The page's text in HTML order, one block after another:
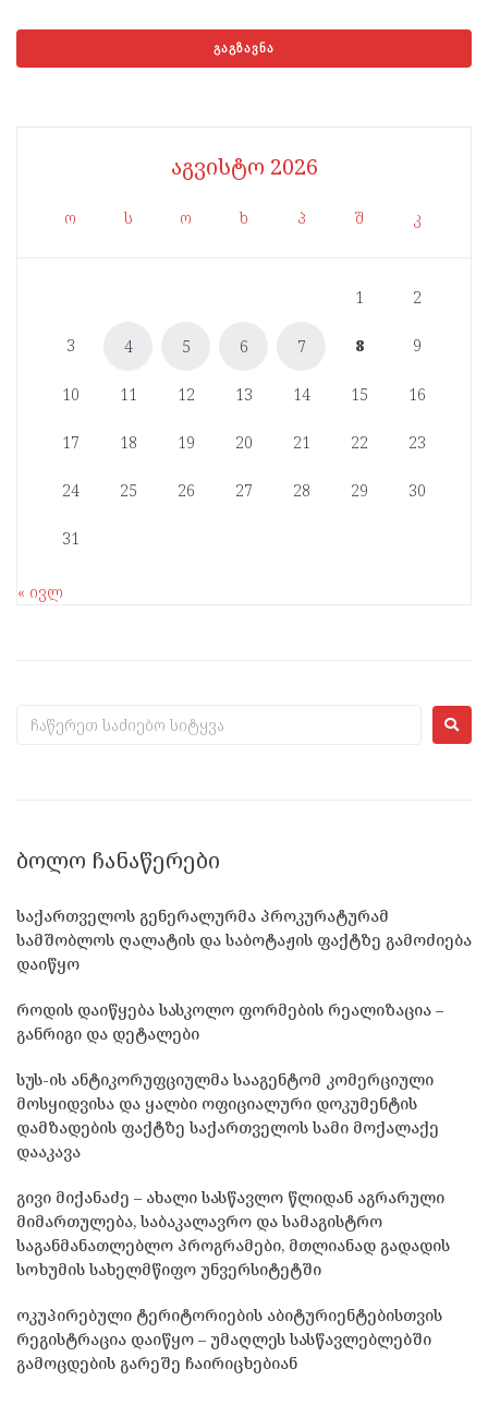
აგვისტო 2026
ო ს ო ხ პ შ კ
1 2
3 4 5 6 7 8 9
10 11 12 13 14 15 16
17 18 19 20 21 22 23
24 25 26 27 28 29 30
31
« ივლ
ᲑᲝᲚᲝ ᲩᲐᲜᲐᲬᲔᲠᲔᲑᲘ
საქართველოს გენერალურმა პროკურატურამ
სამშობლოს ღალატის და საბოტაჟის ფაქტზე გამოძიება
დაიწყო
როდის დაიწყება სასკოლო ფორმების რეალიზაცია –
განრიგი და დეტალები
სუს-ის ანტიკორუფციულმა სააგენტომ კომერციული
მოსყიდვისა და ყალბი ოფიციალური დოკუმენტის
დამზადების ფაქტზე საქართველოს სამი მოქალაქე
დააკავა
გივი მიქანაძე – ახალი სასწავლო წლიდან აგრარული
მიმართულება, საბაკალავრო და სამაგისტრო
საგანმანათლებლო პროგრამები, მთლიანად გადადის
სოხუმის სახელმწიფო უნვერსიტეტში
ოკუპირებული ტერიტორიების აბიტურიენტებისთვის
რეგისტრაცია დაიწყო – უმაღლეს სასწავლებლებში
გამოცდების გარეშე ჩაირიცხებიან